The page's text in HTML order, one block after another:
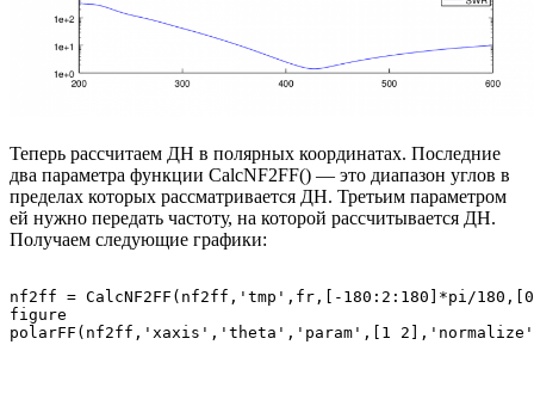
Теперь рассчитаем ДН в полярных координатах. Последние
два параметра функции CalcNF2FF() — это диапазон углов в
пределах которых рассматривается ДН. Третьим параметром
ей нужно передать частоту, на которой рассчитывается ДН.
Получаем следующие графики:
nf2ff = CalcNF2FF(nf2ff,'tmp',fr,[-180:2:180]*pi/
figure